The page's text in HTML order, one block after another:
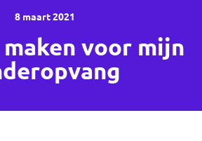
8 maart 2021
maken voor mijn